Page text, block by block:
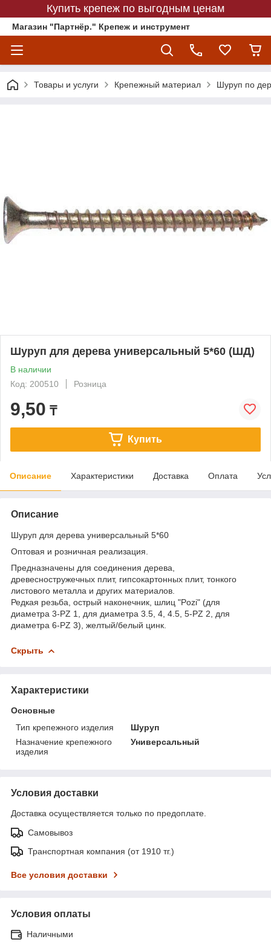
Купить крепеж по выгодным ценам
Магазин "Партнёр." Крепеж и инструмент
Товары и услуги Крепежный материал Шуруп по
Шуруп для дерева универсальный 5*60 (ШД)
В наличии
Код: 200510
Розница
9,50 ₸
Купить
Описание Характеристики Доставка Оплата
Описание
Шуруп для дерева универсальный 5*60
Оптовая и розничная реализация.
Предназначены для соединения дерева,
древесностружечных плит, гипсокартонных плит, тонкого
листового металла и других материалов.
Редкая резьба, острый наконечник, шлиц "Pozi" (для
диаметра 3-PZ 1, для диаметра 3.5, 4, 4.5, 5-PZ 2, для
диаметра 6-PZ 3), желтый/белый цинк.
Скрыть
Характеристики
Основные
Тип крепежного изделия
Шуруп
Назначение крепежного
изделия
Универсальный
Условия доставки
Доставка осуществляется только по предоплате.
Самовывоз
Транспортная компания (от 1910 тг.)
Все условия доставки
Условия оплаты
Наличными